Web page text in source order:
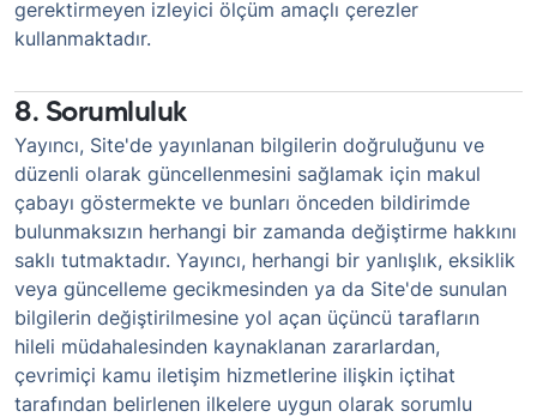
gerektirmeyen izleyici ölçüm amaçlı çerezler
kullanmaktadır.
8. Sorumluluk
Yayıncı, Site'de yayınlanan bilgilerin doğruluğunu ve
düzenli olarak güncellenmesini sağlamak için makul
çabayı göstermekte ve bunları önceden bildirimde
bulunmaksızın herhangi bir zamanda değiştirme hakkını
saklı tutmaktadır. Yayıncı, herhangi bir yanlışlık, eksiklik
veya güncelleme gecikmesinden ya da Site'de sunulan
bilgilerin değiştirilmesine yol açan üçüncü tarafların
hileli müdahalesinden kaynaklanan zararlardan,
çevrimiçi kamu iletişim hizmetlerine ilişkin içtihat
tarafından belirlenen ilkelere uygun olarak sorumlu